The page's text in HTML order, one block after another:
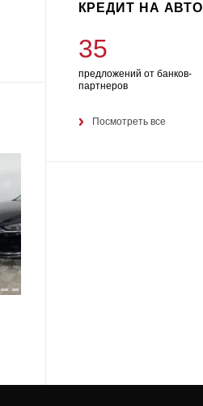
КРЕДИТ НА АВТО
35
предложений от банков-
партнеров
Посмотреть все